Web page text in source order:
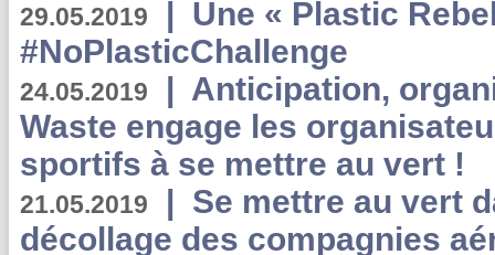
29.05.2019 | Une « Plastic
#NoPlasticChallenge
24.05.2019 | Anticipation,
Waste engage les
sportifs à se mettre au vert !
21.05.2019 | Se mettre au vert
décollage des compagnies